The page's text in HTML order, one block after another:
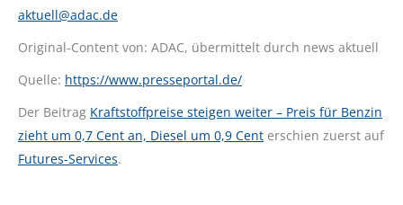
aktuell@adac.de
Original-Content von: ADAC, übermittelt durch news aktuell
Quelle: https://www.presseportal.de/
Der Beitrag Kraftstoffpreise steigen weiter – Preis für Benzin
zieht um 0,7 Cent an, Diesel um 0,9 Cent erschien zuerst auf
Futures-Services.